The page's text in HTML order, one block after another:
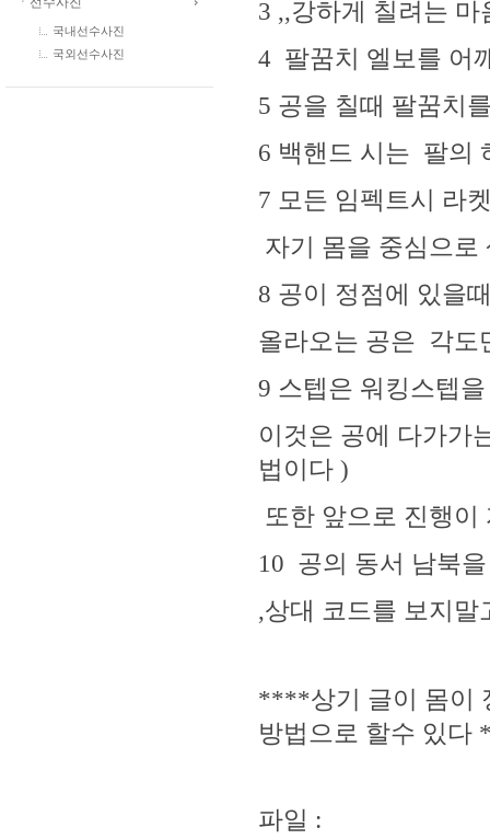
국내선수사진
국외선수사진
3 ,,강하게 칠려는
4 팔꿈치 엘보를 어
5 공을 칠때 팔꿈치
6 백핸드 시는 팔의
7 모든 임펙트시 라
자기 몸을 중심으로
8 공이 정점에 있을
올라오는 공은 각도
9 스텝은 워킹스텝
이것은 공에 다가가
법이다 )
또한 앞으로 진행이
10 공의 동서 남북
,상대 코드를 보지말
****상기 글이 몸이
방법으로 할수 있다
파일 :